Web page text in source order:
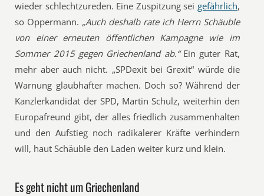
wieder schlechtzureden. Eine Zuspitzung sei gefährlich,
so Oppermann. „Auch deshalb rate ich Herrn Schäuble
von einer erneuten öffentlichen Kampagne wie im
Sommer 2015 gegen Griechenland ab.“Ein guter Rat,
mehr aber auch nicht. „SPDexit bei Grexit“ würde die
Warnung glaubhafter machen. Doch so? Während der
Kanzlerkandidat der SPD, Martin Schulz, weiterhin den
Europafreund gibt, der alles friedlich zusammenhalten
und den Aufstieg noch radikalerer Kräfte verhindern
will, haut Schäuble den Laden weiter kurz und klein.
Es geht nicht um Griechenland